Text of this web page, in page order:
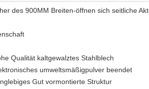
des 900MM Breiten-öffnen sich seitliche
Qualität kaltgewalztes Stahlblech
umweltsmäßigpulver beendet
Gut vormontierte Struktur